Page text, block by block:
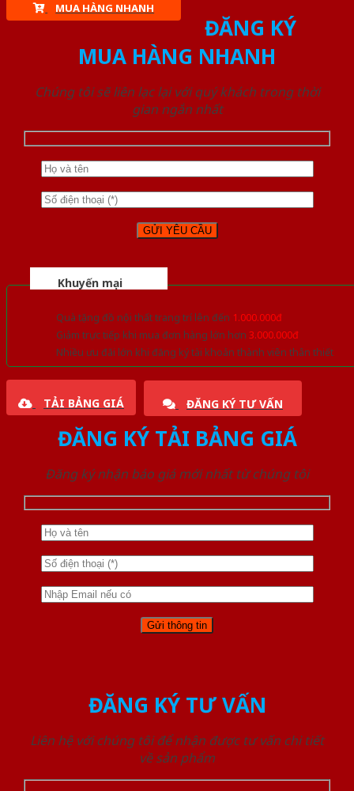
MUA HÀNG NHANH
ĐĂNG KÝ
MUA HÀNG NHANH
Chúng tôi sẽ liên lạc lại với quý khách trong thời
gian ngắn nhất
Khuyến mại
Quà tặng đồ nội thất trang trí lên đến 1.000.000đ
Giảm trực tiếp khi mua đơn hàng lớn hơn 3.000.000đ
Nhiều ưu đãi lớn khi đăng ký tài khoản thành viên thân thiết
TẢI BẢNG GIÁ ĐĂNG KÝ TƯ VẤN
ĐĂNG KÝ TẢI BẢNG GIÁ
Đăng ký nhận báo giá mới nhất từ chúng tôi
ĐĂNG KÝ TƯ VẤN
Liên hệ với chúng tôi để nhận được tư vấn chi tiết
về sản phẩm